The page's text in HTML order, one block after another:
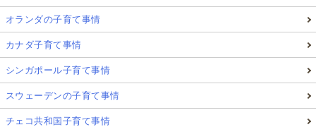
オランダの子育て事情
カナダ子育て事情
シンガポール子育て事情
スウェーデンの子育て事情
チェコ共和国子育て事情